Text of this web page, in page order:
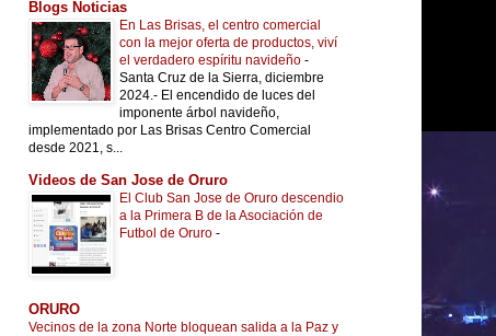
Blogs Noticias
En Las Brisas, el centro comercial
con la mejor oferta de productos, viví
el verdadero espíritu navideño -
Santa Cruz de la Sierra, diciembre
2024.- El encendido de luces del
imponente árbol navideño,
implementado por Las Brisas Centro Comercial
desde 2021, s...
Videos de San Jose de Oruro
El Club San Jose de Oruro descendio
a la Primera B de la Asociación de
Futbol de Oruro -
ORURO
Vecinos de la zona Norte bloquean salida a la Paz y